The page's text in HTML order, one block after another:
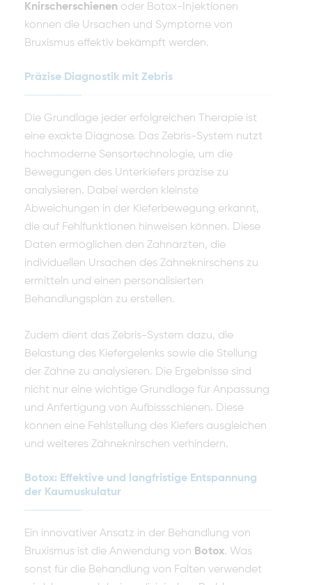
Knirscherschienen oder Botox-Injektionen
können die Ursachen und Symptome von
Bruxismus effektiv bekämpft werden.
Präzise Diagnostik mit Zebris
Die Grundlage jeder erfolgreichen Therapie ist
eine exakte Diagnose. Das Zebris-System nutzt
hochmoderne Sensortechnologie, um die
Bewegungen des Unterkiefers präzise zu
analysieren. Dabei werden kleinste
Abweichungen in der Kieferbewegung erkannt,
die auf Fehlfunktionen hinweisen können. Diese
Daten ermöglichen den Zahnärzten, die
individuellen Ursachen des Zähneknirschens zu
ermitteln und einen personalisierten
Behandlungsplan zu erstellen.
Zudem dient das Zebris-System dazu, die
Belastung des Kiefergelenks sowie die Stellung
der Zähne zu analysieren. Die Ergebnisse sind
nicht nur eine wichtige Grundlage für Anpassung
und Anfertigung von Aufbissschienen. Diese
können eine Fehlstellung des Kiefers ausgleichen
und weiteres Zähneknirschen verhindern.
Botox: Effektive und langfristige Entspannung
der Kaumuskulatur
Ein innovativer Ansatz in der Behandlung von
Bruxismus ist die Anwendung von Botox. Was
sonst für die Behandlung von Falten verwendet